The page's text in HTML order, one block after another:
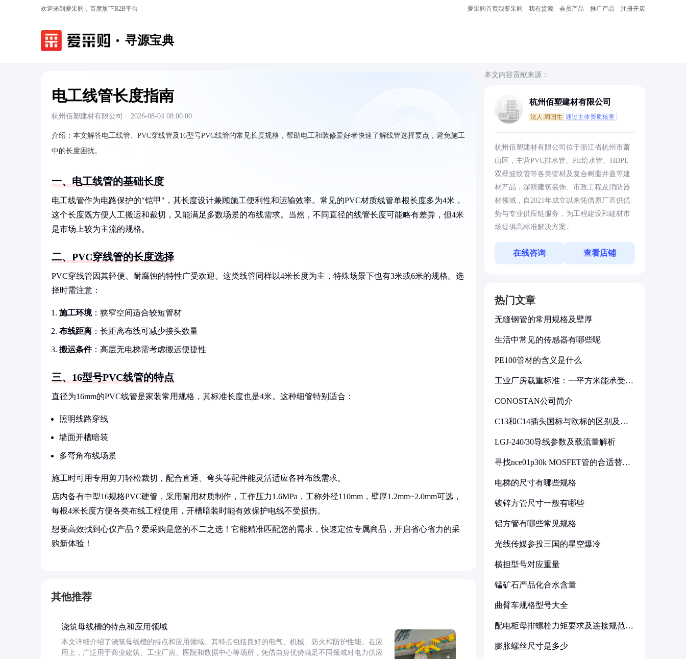
欢迎来到爱采购，百度旗下B2B平台 爱采购首页我要采购 我有货源 会员产品 推广产品 注册开店
寻源宝典
电工线管长度指南
杭州佰塑建材有限公司 · 2026-08-04 08:00:00
介绍： 本文解答电工线管、PVC穿线管及16型号PVC线管的常见长度规格，帮助电工和装修爱好者快速了解线管选择要点，避免施工
中的长度困扰。
一、电工线管的基础长度
电工线管作为电路保护的"铠甲"，其长度设计兼顾施工便利性和运输效率。常见的PVC材质线管单根长度多为4米，
这个长度既方便人工搬运和裁切，又能满足多数场景的布线需求。当然，不同直径的线管长度可能略有差异，但4米
是市场上较为主流的规格。
二、PVC穿线管的长度选择
PVC穿线管因其轻便、耐腐蚀的特性广受欢迎。这类线管同样以4米长度为主，特殊场景下也有3米或6米的规格。选
择时需注意：
施工环境：狭窄空间适合较短管材
布线距离 ：长距离布线可减少接头数量
搬运条件：高层无电梯需考虑搬运便捷性
三、16型号PVC线管的特点
直径为16mm的PVC线管是家装常用规格，其标准长度也是4米。这种细管特别适合：
照明线路穿线
墙面开槽暗装
多弯角布线场景
施工时可用专用剪刀轻松裁切，配合直通、弯头等配件能灵活适应各种布线需求。
店内备有中型16规格PVC硬管，采用耐用材质制作，工作压力1.6MPa，工称外径110mm，壁厚1.2mm~2.0mm可选，
每根4米长度方便各类布线工程使用，开槽暗装时能有效保护电线不受损伤。
想要高效找到心仪产品？爱采购是您的不二之选！它能精准匹配您的需求，快速定位专属商品，开启省心省力的采
购新体验！
其他推荐
浇筑母线槽的特点和应用领域
本文详细介绍了浇筑母线槽的特点和应用领域。其特点包括良好的电气、机械、防火和防护性能。在应
用上，广泛用于商业建筑、工业厂房、医院和数据中心等场所，凭借自身优势满足不同领域对电力供应
本文内容贡献来源：
杭州佰塑建材有限公司
法人:周国生 通过主体资质核查
杭州佰塑建材有限公司位于浙江省杭州市萧
山区，主营PVC排水管、PE给水管、HDPE
双壁波纹管等各类管材及复合树脂井盖等建
材产品，深耕建筑装饰、市政工程及消防器
材领域，自2021年成立以来凭借原厂直供优
势与专业供应链服务，为工程建设和建材市
场提供高标准解决方案。
在线咨询 查看店铺
热门文章
无缝钢管的常用规格及壁厚
生活中常见的传感器有哪些呢
PE100管材的含义是什么
工业厂房载重标准：一平方米能承受多
CONOSTAN公司简介
C13和C14插头国标与欧标的区别及其
LGJ-240/30导线参数及载流量解析
寻找nce01p30k MOSFET管的合适替代
电梯的尺寸有哪些规格
镀锌方管尺寸一般有哪些
铝方管有哪些常见规格
光线传媒参投三国的星空爆冷
横担型号对应重量
锰矿石产品化合水含量
曲臂车规格型号大全
配电柜母排螺栓力矩要求及连接规范详
膨胀螺丝尺寸是多少